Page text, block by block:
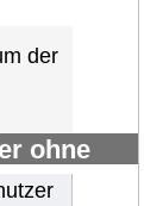
der
ohne